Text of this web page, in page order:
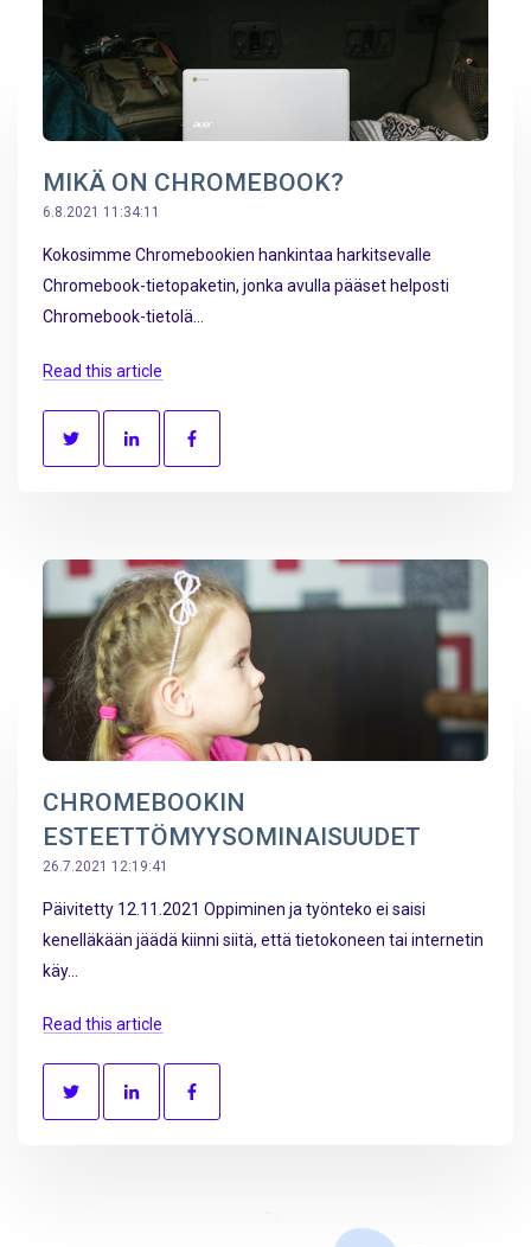
MIKÄ ON CHROMEBOOK?
6.8.2021 11:34:11
Kokosimme Chromebookien hankintaa harkitsevalle
Chromebook-tietopaketin, jonka avulla pääset helposti
Chromebook-tietolä...
Read this article
CHROMEBOOKIN
ESTEETTÖMYYSOMINAISUUDET
26.7.2021 12:19:41
Päivitetty 12.11.2021 Oppiminen ja työnteko ei saisi
kenelläkään jäädä kiinni siitä, että tietokoneen tai internetin
käy...
Read this article